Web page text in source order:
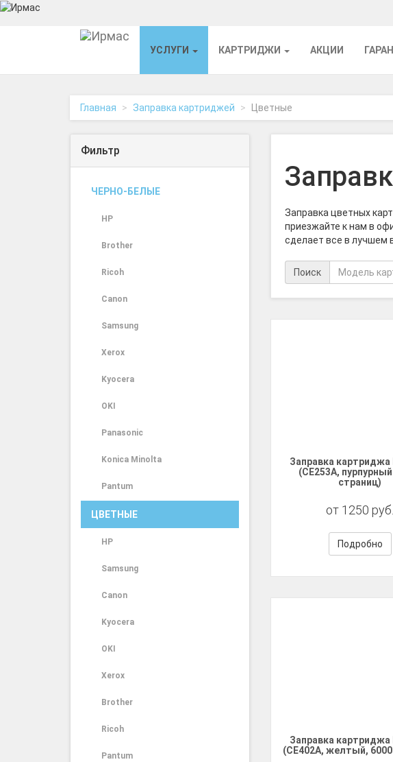
УСЛУГИ КАРТРИДЖИ АКЦИИ
Главная Заправка картриджей Цветные
Фильтр
ЧЕРНО-БЕЛЫЕ
HP
Brother
Ricoh
Canon
Samsung
Xerox
Kyocera
OKI
Panasonic
Konica Minolta
Pantum
ЦВЕТНЫЕ
HP
Samsung
Canon
Kyocera
OKI
Xerox
Brother
Ricoh
Pantum
Заправка цветных
приезжайте к нам в
сделает все в лучшем
Поиск
Заправка картриджа
(CE253A,
страниц)
от 1250 руб.
Подробно
Заправка картриджа
(CE402A, желтый,